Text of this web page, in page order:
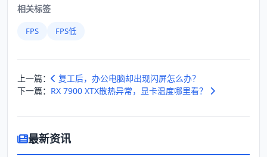
相关标签
FPS FPS低
上一篇：
复工后，办公电脑却出现闪屏怎么办？
下一篇： RX 7900 XTX散热异常，显卡温度哪里看？
最新资讯